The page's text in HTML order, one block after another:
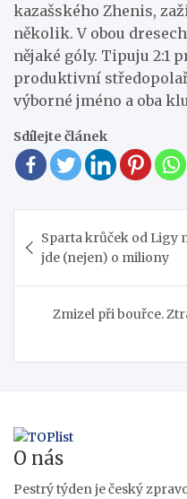
kazašského Zhenis,
několik. V obou
nějaké góly. Tipuju 2:1
produktivní
výborné jméno a oba
Sdílejte článek
pro
příspěvek
Sparta krůček od Ligy
jde (nejen) o miliony
Zmizel při bouřce.
O nás
Pestrý týden je český